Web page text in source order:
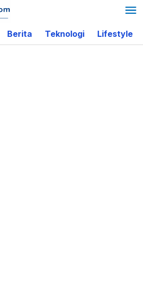
Berita Teknologi Lifestyle